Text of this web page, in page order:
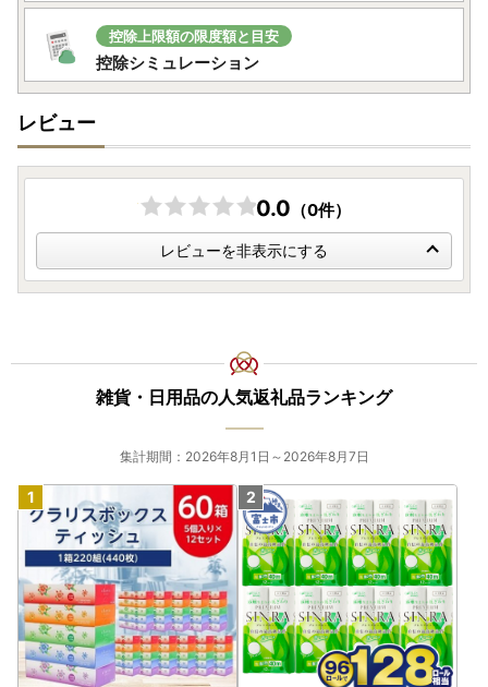
控除上限額の限度額と目安
控除シミュレーション
レビュー
0.0 （0件）
レビューを非表示にする
雑貨・日用品の人気返礼品ランキング
集計期間：2026年8月1日～2026年8月7日